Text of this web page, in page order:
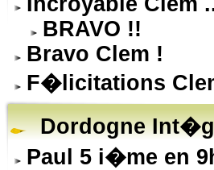
BRAVO !!
Bravo Clem !
F�licitations
Dordogne
Paul 5 i�me en